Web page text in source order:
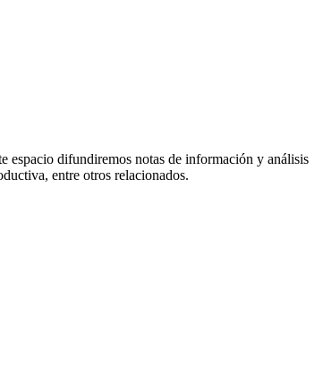
espacio difundiremos notas de información y análisis
entre otros relacionados.